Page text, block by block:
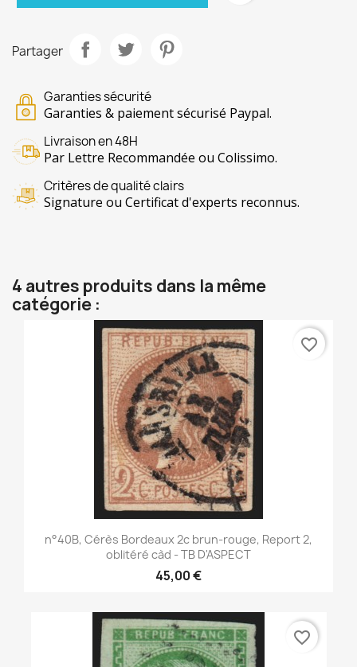
Partager
Garanties sécurité
Garanties & paiement sécurisé Paypal.
Livraison en 48H
Par Lettre Recommandée ou Colissimo.
Critères de qualité clairs
Signature ou Certificat d'experts reconnus.
4 autres produits dans la même
catégorie :
n°40B, Cérès Bordeaux 2c brun-rouge, Report 2,
oblitéré càd - TB D'ASPECT
45,00 €
favorite_border
favorite_border